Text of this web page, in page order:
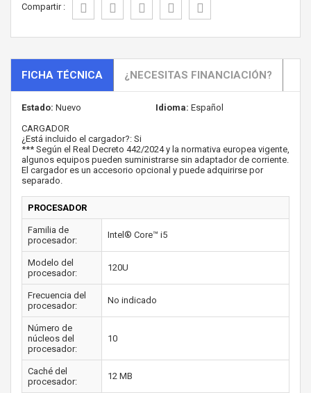
Compartir :
FICHA TÉCNICA ¿NECESITAS FINANCIACIÓN?
Estado: Nuevo Idioma: Español
CARGADOR
¿Está incluido el cargador?: Si
*** Según el Real Decreto 442/2024 y la normativa europea vigente,
algunos equipos pueden suministrarse sin adaptador de corriente.
El cargador es un accesorio opcional y puede adquirirse por
separado.
PROCESADOR
Familia de
procesador:
Intel® Core™ i5
Modelo del
procesador:
120U
Frecuencia del
procesador:
No indicado
Número de
núcleos del
procesador:
10
Caché del
procesador:
12 MB